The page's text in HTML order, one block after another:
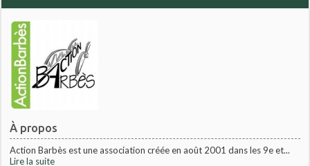
À propos
Action Barbès est une association créée en août 2001 dans les 9e et...
Lire la suite